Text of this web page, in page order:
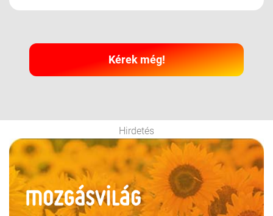
Kérek még!
Hirdetés